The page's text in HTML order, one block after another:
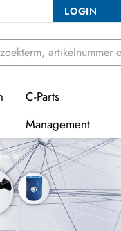
LOGIN
C-Parts
Management